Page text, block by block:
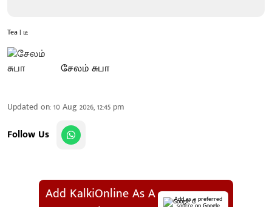
Tea | டீ
சேலம் சுபா
Updated on:10 Aug 2026, 12:45 pm
Follow Us
Add KalkiOnline As A
Add as a preferred